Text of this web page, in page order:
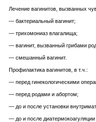
Лечение вагинитов, вызванных
— бактериальный вагинит;
— трихомониаз влагалища;
— вагинит, вызванный грибами
— смешанный вагинит.
Профилактика вагинитов, в т.ч.:
— перед гинекологическими
— перед родами и абортом;
— до и после установки
— до и после